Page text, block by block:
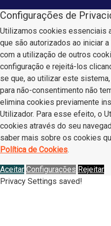
Configurações de
Utilizamos cookies essenciais
que são autorizados ao iniciar
com a utilização de outros
configuração e rejeitá-los
se que, ao utilizar este
para não-consentimento não
elimina cookies previamente
Utilizador. Para esse efeito, o
cookies através do seu
saber mais sobre os cookies
Política de Cookies.
Aceitar Configurações Rejeitar
Privacy Settings saved!